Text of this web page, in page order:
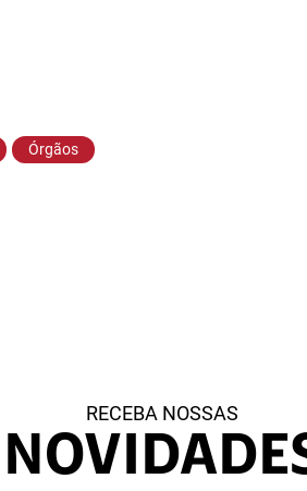
Órgãos
RECEBA NOSSAS